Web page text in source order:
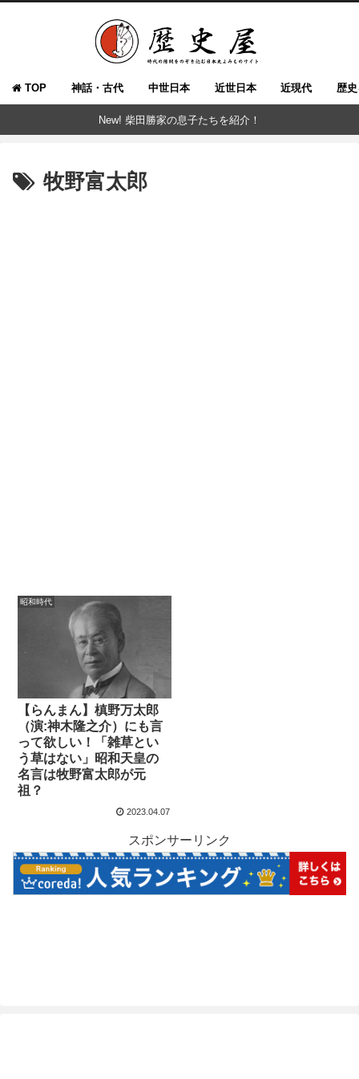
TOP 神話・古代 中世日本 近世日本 近現代 歴
New! 柴田勝家の息子たちを紹介！
牧野富太郎
昭和時代
【らんまん】槙野万太郎
（演:神木隆之介）にも言
って欲しい！「雑草とい
う草はない」昭和天皇の
名言は牧野富太郎が元
祖？
2023.04.07
スポンサーリンク